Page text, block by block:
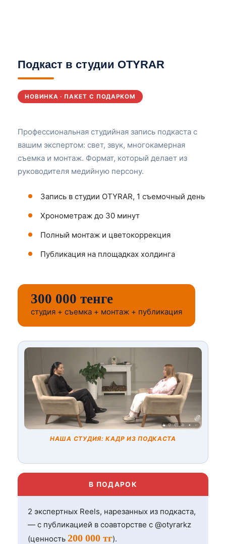
Подкаст в студии OTYRAR
НОВИНКА · ПАКЕТ С ПОДАРКОМ
Профессиональная студийная запись подкаста с
вашим экспертом: свет, звук, многокамерная
съемка и монтаж. Формат, который делает из
руководителя медийную персону.
Запись в студии OTYRAR, 1 съемочный день
Хронометраж до 30 минут
Полный монтаж и цветокоррекция
Публикация на площадках холдинга
300 000 тенге
студия + съемка + монтаж + публикация
НАША СТУДИЯ: КАДР ИЗ ПОДКАСТА
В ПОДАРОК
2 экспертных Reels, нарезанных из подкаста,
— с публикацией в соавторстве с @otyrarkz
(ценность 200 000 тг).